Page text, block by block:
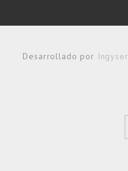
Desarrollado por Ingyser